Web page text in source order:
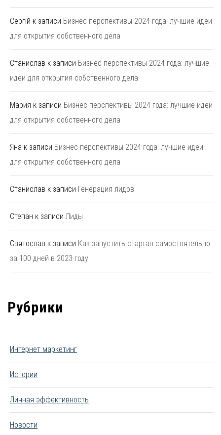
Сергій к записи Бизнес-перспективы 2024 года: лучшие идеи
для открытия собственного дела
Станислав к записи Бизнес-перспективы 2024 года: лучшие
идеи для открытия собственного дела
Мария к записи Бизнес-перспективы 2024 года: лучшие идеи
для открытия собственного дела
Яна к записи Бизнес-перспективы 2024 года: лучшие идеи
для открытия собственного дела
Станислав к записи Генерация лидов
Степан к записи Лиды
Святослав к записи Как запустить стартап самостоятельно
за 100 дней в 2023 году
Рубрики
Интернет маркетинг
Истории
Личная эффективность
Новости